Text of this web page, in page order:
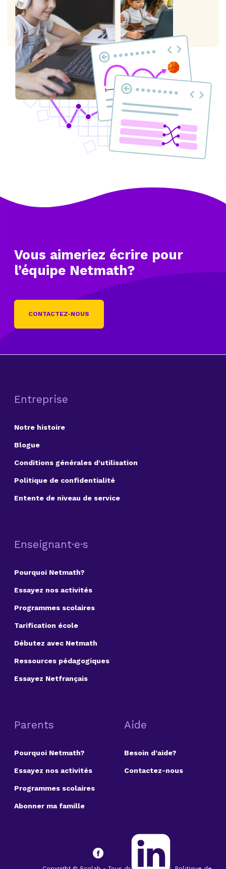
Vous aimeriez écrire pour
l’équipe Netmath?
CONTACTEZ-NOUS
Entreprise
Notre histoire
Blogue
Conditions générales d'utilisation
Politique de confidentialité
Entente de niveau de service
Enseignant·e·s
Pourquoi Netmath?
Essayez nos activités
Programmes scolaires
Tarification école
Débutez avec Netmath
Ressources pédagogiques
Essayez Netfrançais
Parents
Pourquoi Netmath?
Essayez nos activités
Programmes scolaires
Abonner ma famille
Aide
Besoin d’aide?
Contactez-nous